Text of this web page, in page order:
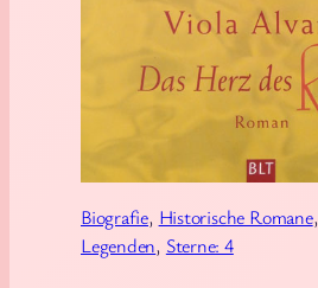
Biografie, Historische Romane,
Legenden, Sterne: 4
D
s
r
z
d